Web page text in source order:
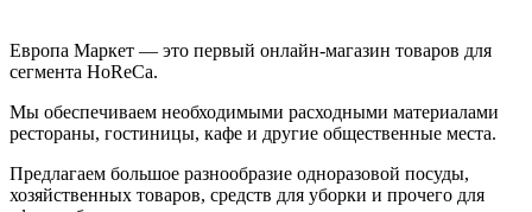
Европа Маркет — это первый онлайн-магазин товаров для
сегмента HoReCa.
Мы обеспечиваем необходимыми расходными материалами
рестораны, гостиницы, кафе и другие общественные места.
Предлагаем большое разнообразие одноразовой посуды,
хозяйственных товаров, средств для уборки и прочего для